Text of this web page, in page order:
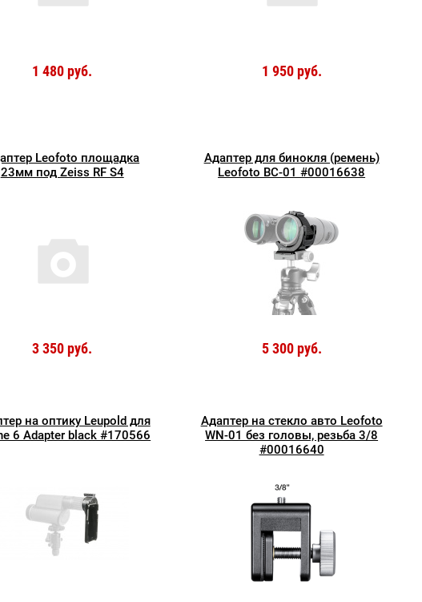
1 480 руб. 1 950 руб.
Leofoto площадка
23мм под Zeiss RF S4
3 350 руб.
Адаптер для бинокля (ремень)
Leofoto BC-01 #00016638
5 300 руб.
на оптику Leupold для
6 Adapter black #170566
Адаптер на стекло авто Leofoto
WN-01 без головы, резьба 3/8
#00016640